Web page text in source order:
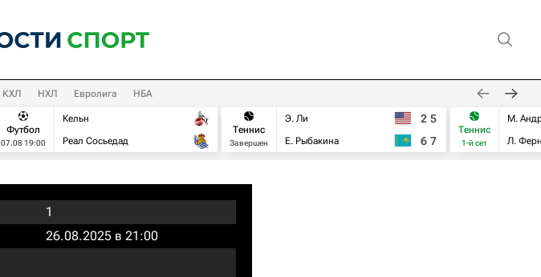
КХЛ НХЛ Евролига НБА
Футбол
07.08 19:00
Кельн
Реал Сосьедад
Теннис
Завершен
Э. Ли
Е. Рыбакина
2 5
6 7
Теннис
1-й сет
М.
Л.
1
26.08.2025 в 21:00